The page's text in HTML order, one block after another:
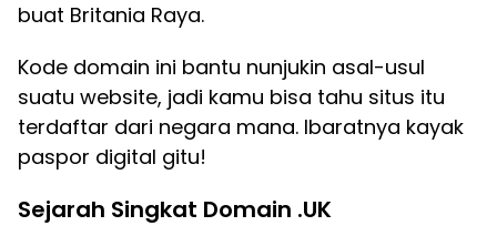
buat Britania Raya.
Kode domain ini bantu nunjukin asal-usul
suatu website, jadi kamu bisa tahu situs itu
terdaftar dari negara mana. Ibaratnya kayak
paspor digital gitu!
Sejarah Singkat Domain .UK